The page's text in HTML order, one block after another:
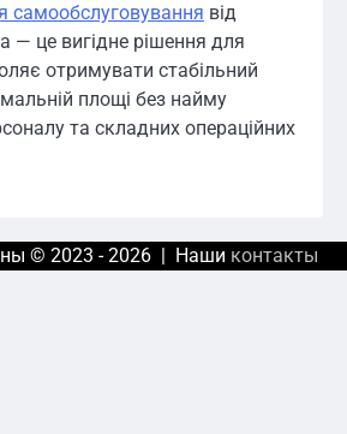
самообслуговування від
— це вигідне рішення для
отримувати стабільний
площі без найму
та складних операційних
© 2023 - 2026 | Наши контакты